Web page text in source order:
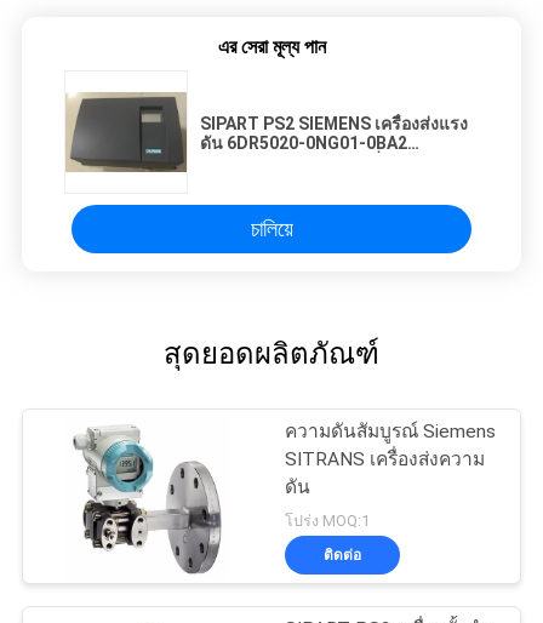
এর সেরা মূল্য পান
SIPART PS2 SIEMENS เครื่องส่งแรง
ดัน 6DR5020-0NG01-0BA2
চালিয়ে
สุดยอดผลิตภัณฑ์
ความดันสัมบูรณ์ Siemens
SITRANS เครื่องส่งความ
ดัน
โปร่ง MOQ:1
ติดต่อ